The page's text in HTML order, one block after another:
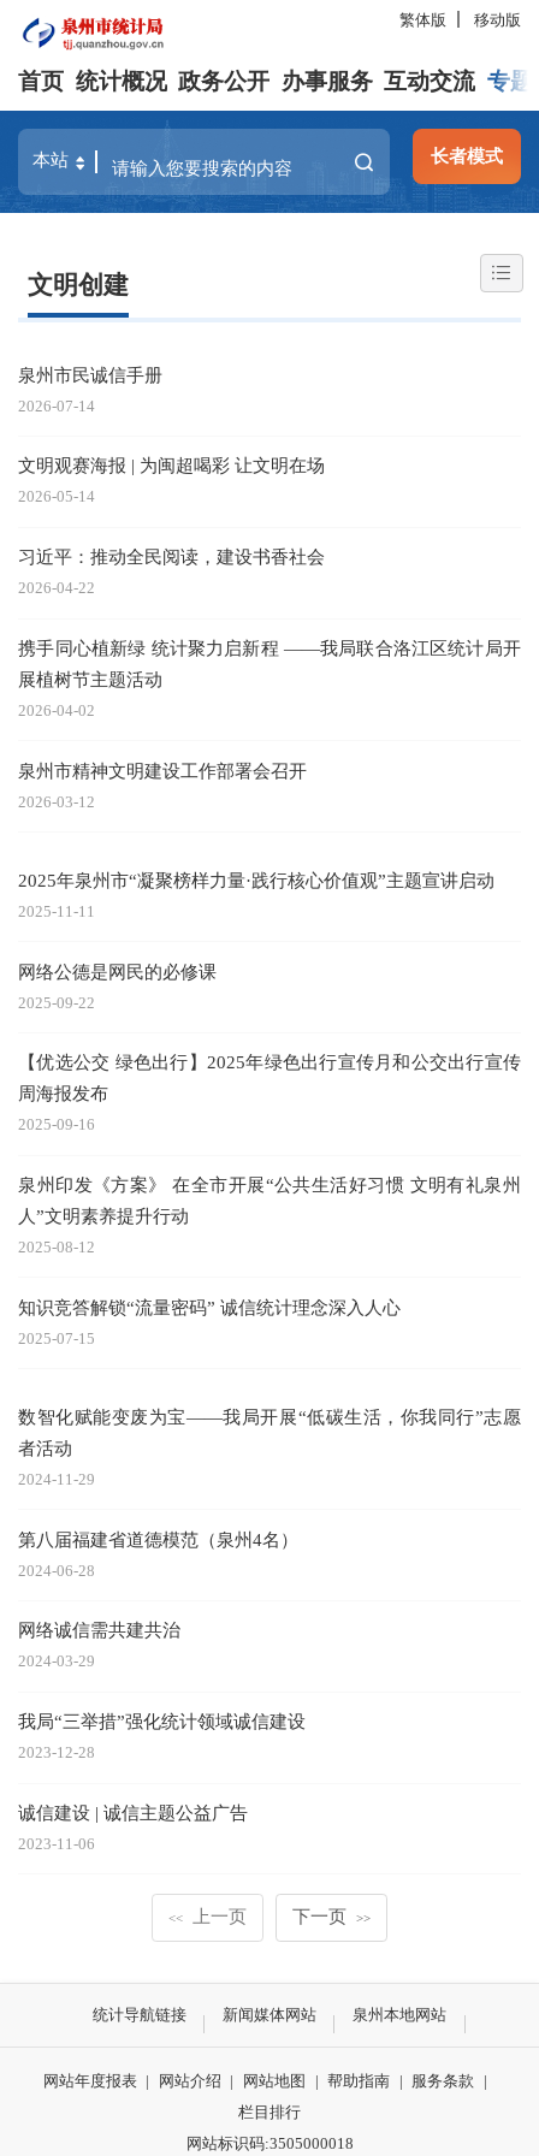
繁体版 移动版
首页 统计概况 政务公开 办事服务 互动交流 专题
长者模式
文明创建
泉州市民诚信手册
2026-07-14
文明观赛海报 | 为闽超喝彩 让文明在场
2026-05-14
习近平：推动全民阅读，建设书香社会
2026-04-22
携手同心植新绿 统计聚力启新程 ——我局联合洛江区统计局开
展植树节主题活动
2026-04-02
泉州市精神文明建设工作部署会召开
2026-03-12
2025年泉州市“凝聚榜样力量·践行核心价值观”主题宣讲启动
2025-11-11
网络公德是网民的必修课
2025-09-22
【优选公交 绿色出行】2025年绿色出行宣传月和公交出行宣传
周海报发布
2025-09-16
泉州印发《方案》 在全市开展“公共生活好习惯 文明有礼泉州
人”文明素养提升行动
2025-08-12
知识竞答解锁“流量密码” 诚信统计理念深入人心
2025-07-15
数智化赋能变废为宝——我局开展“低碳生活，你我同行”志愿
者活动
2024-11-29
第八届福建省道德模范（泉州4名）
2024-06-28
网络诚信需共建共治
2024-03-29
我局“三举措”强化统计领域诚信建设
2023-12-28
诚信建设 | 诚信主题公益广告
2023-11-06
<< 上一页 下一页 >>
统计导航链接 新闻媒体网站 泉州本地网站
网站年度报表 | 网站介绍 | 网站地图 | 帮助指南 | 服务条款
|
栏目排行
网站标识码:3505000018